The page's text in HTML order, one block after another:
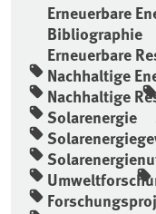
Erneuerbare
Bibliographie
Erneuerbare
Nachhaltige
Nachhaltige
Solarenergie